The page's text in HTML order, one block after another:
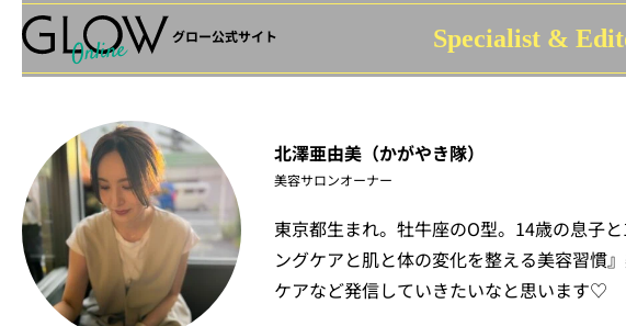
グロー公式サイト Specialist &
北澤亜由美（かがやき隊）
美容サロンオーナー
東京都生まれ。牡牛座のO型。14歳の息子
ングケアと肌と体の変化を整える美容習慣
ケアなど発信していきたいなと思います♡